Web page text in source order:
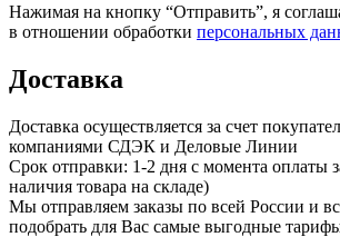
Нажимая на кнопку “Отправить”, я
в отношении обработки персональных
Доставка
Доставка осуществляется за счет
компаниями СДЭК и Деловые Линии
Срок отправки: 1-2 дня с момента оплаты
наличия товара на складе)
Мы отправляем заказы по всей России и
подобрать для Вас самые выгодные